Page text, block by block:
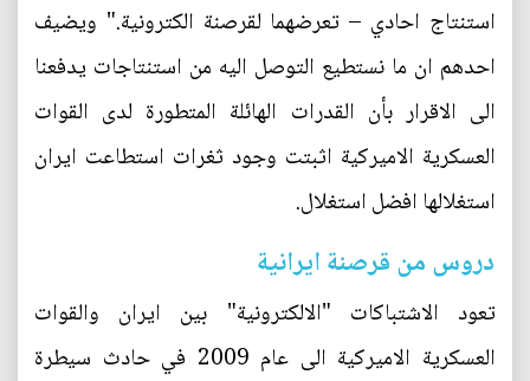
استنتاج احادي – تعرضهما لقرصنة الكترونية." ويضيف
احدهم ان ما نستطيع التوصل اليه من استنتاجات يدفعنا
الى الاقرار بأن القدرات الهائلة المتطورة لدى القوات
العسكرية الاميركية اثبتت وجود ثغرات استطاعت ايران
استغلالها افضل استغلال.
دروس من قرصنة ايرانية
تعود الاشتباكات "الالكترونية" بين ايران والقوات
العسكرية الاميركية الى عام 2009 في حادث سيطرة